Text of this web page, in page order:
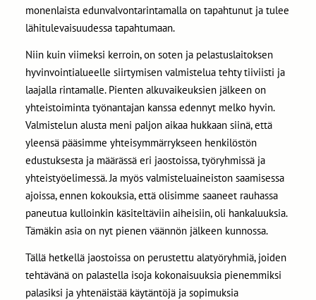
monenlaista edunvalvontarintamalla on tapahtunut ja tulee
lähitulevaisuudessa tapahtumaan.
Niin kuin viimeksi kerroin, on soten ja pelastuslaitoksen
hyvinvointialueelle siirtymisen valmistelua tehty tiiviisti ja
laajalla rintamalle. Pienten alkuvaikeuksien jälkeen on
yhteistoiminta työnantajan kanssa edennyt melko hyvin.
Valmistelun alusta meni paljon aikaa hukkaan siinä, että
yleensä pääsimme yhteisymmärrykseen henkilöstön
edustuksesta ja määrässä eri jaostoissa, työryhmissä ja
yhteistyöelimessä. Ja myös valmisteluaineiston saamisessa
ajoissa, ennen kokouksia, että olisimme saaneet rauhassa
paneutua kulloinkin käsiteltäviin aiheisiin, oli hankaluuksia.
Tämäkin asia on nyt pienen väännön jälkeen kunnossa.
Tällä hetkellä jaostoissa on perustettu alatyöryhmiä, joiden
tehtävänä on palastella isoja kokonaisuuksia pienemmiksi
palasiksi ja yhtenäistää käytäntöjä ja sopimuksia